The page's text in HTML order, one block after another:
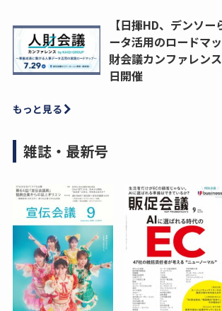
【日揮HD、デンソ
ータ活用のロードマ
財会議カンファレン
日開催
もっと見る
雑誌・最新号